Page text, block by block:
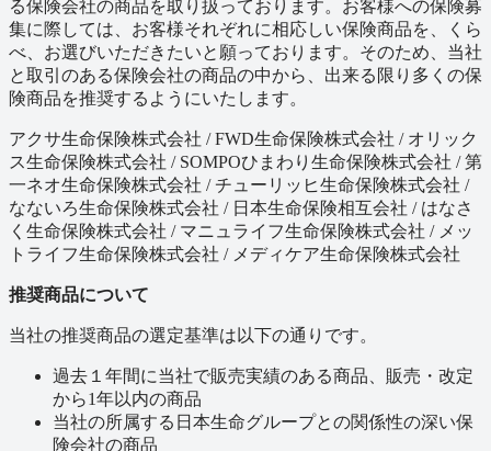
る保険会社の商品を取り扱っております。お客様への保険募
集に際しては、お客様それぞれに相応しい保険商品を、くら
べ、お選びいただきたいと願っております。そのため、当社
と取引のある保険会社の商品の中から、出来る限り多くの保
険商品を推奨するようにいたします。
アクサ生命保険株式会社 / FWD生命保険株式会社 / オリック
ス生命保険株式会社 / SOMPOひまわり生命保険株式会社 / 第
一ネオ生命保険株式会社 / チューリッヒ生命保険株式会社 /
なないろ生命保険株式会社 / 日本生命保険相互会社 / はなさ
く生命保険株式会社 / マニュライフ生命保険株式会社 / メッ
トライフ生命保険株式会社 / メディケア生命保険株式会社
推奨商品について
当社の推奨商品の選定基準は以下の通りです。
過去１年間に当社で販売実績のある商品、販売・改定
から1年以内の商品
当社の所属する日本生命グループとの関係性の深い保
険会社の商品